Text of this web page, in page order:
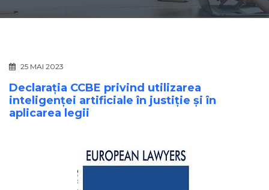
25 MAI 2023
Declarația CCBE privind utilizarea
inteligenței artificiale în justiție și în
aplicarea legii